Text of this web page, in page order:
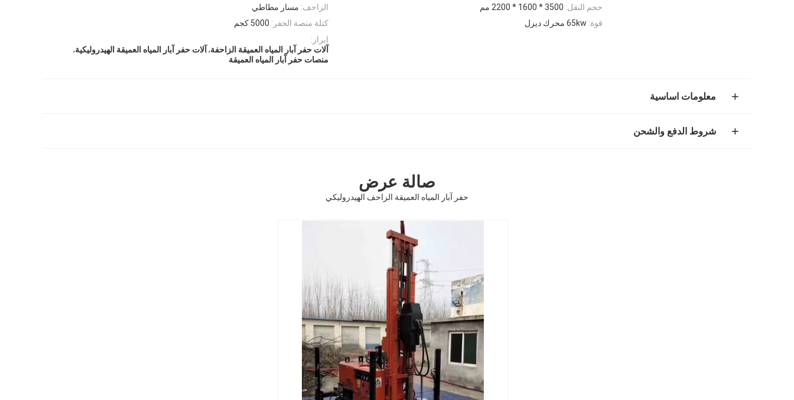
الزاحف: مسار مطاطي حجم النقل: 3500 * 1600 * 2200 مم
كتلة منصة الحفر: 5000 كجم قوة: 65kw محرك ديزل
إبراز:
آلات حفر آبار المياه العميقة الزاحفة, آلات حفر آبار المياه العميقة الهيدروليكية,
منصات حفر آبار المياه العميقة
معلومات اساسية
شروط الدفع والشحن
صالة عرض
حفر آبار المياه العميقة الزاحف الهيدروليكي